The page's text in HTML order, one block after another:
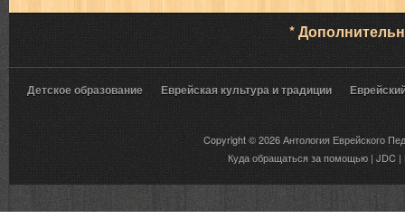
*
Детское образование Еврейская культура и традиции
Вкусы еврейской традиции Copyright © 2026Антология Еврейского
Куда обращаться за помощью| JDC|